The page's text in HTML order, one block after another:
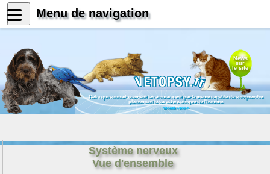
News
sur
le site
Celui qui connait vraiment les animaux est par là même capable de comprendre
pleinement le caractère unique de l'homme
Konrad Lorenz
Système nerveux
Vue d'ensemble
Menu de navigation